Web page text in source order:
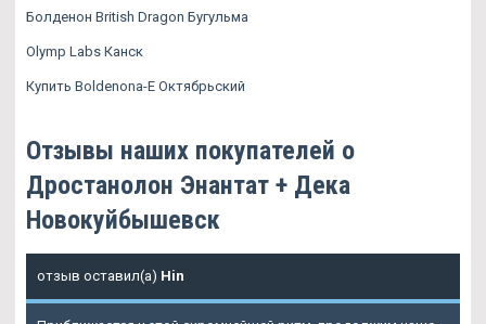
Болденон British Dragon Бугульма
Olymp Labs Канск
Купить Boldenona-E Октябрьский
Отзывы наших покупателей о
Дростанолон Энантат + Дека
Новокуйбышевск
отзыв оставил(а) Hin